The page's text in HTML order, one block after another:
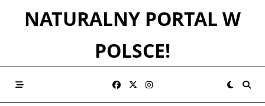
NATURALNY PORTAL W
POLSCE!